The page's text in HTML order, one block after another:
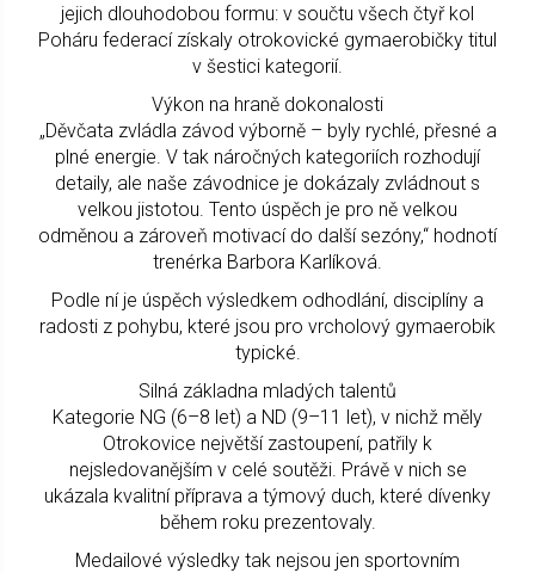
jejich dlouhodobou formu: v součtu všech čtyř kol
Poháru federací získaly otrokovické gymaerobičky titul
v šestici kategorií.
Výkon na hraně dokonalosti
„Děvčata zvládla závod výborně – byly rychlé, přesné a
plné energie. V tak náročných kategoriích rozhodují
detaily, ale naše závodnice je dokázaly zvládnout s
velkou jistotou. Tento úspěch je pro ně velkou
odměnou a zároveň motivací do další sezóny,“ hodnotí
trenérka Barbora Karlíková.
Podle ní je úspěch výsledkem odhodlání, disciplíny a
radosti z pohybu, které jsou pro vrcholový gymaerobik
typické.
Silná základna mladých talentů
Kategorie NG (6–8 let) a ND (9–11 let), v nichž měly
Otrokovice největší zastoupení, patřily k
nejsledovanějším v celé soutěži. Právě v nich se
ukázala kvalitní příprava a týmový duch, které dívenky
během roku prezentovaly.
Medailové výsledky tak nejsou jen sportovním